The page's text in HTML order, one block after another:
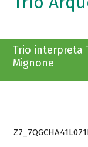
Trio interpreta
Mignone